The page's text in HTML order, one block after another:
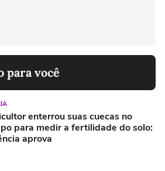
para você
enterrou suas cuecas no
para medir a fertilidade do solo:
aprova